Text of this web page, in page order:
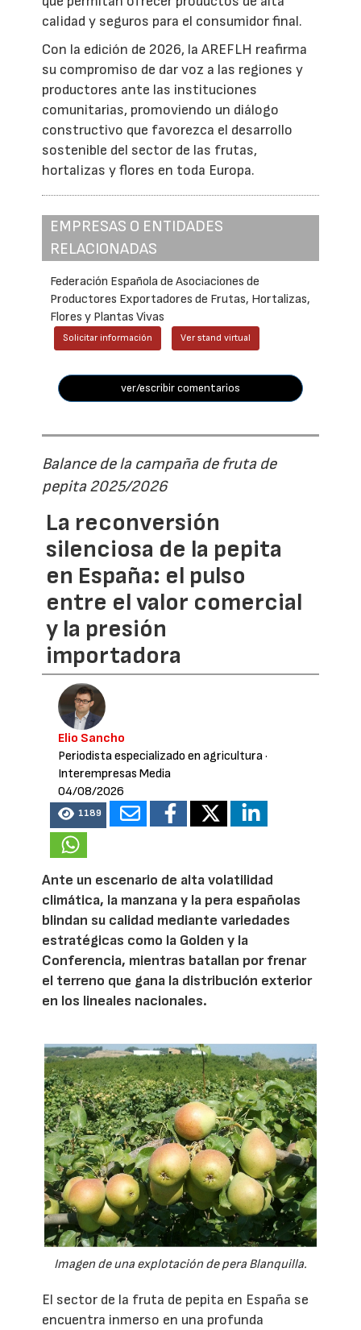
calidad y seguros para el consumidor final.
Con la edición de 2026, la AREFLH reafirma
su compromiso de dar voz a las regiones y
productores ante las instituciones
comunitarias, promoviendo un diálogo
constructivo que favorezca el desarrollo
sostenible del sector de las frutas,
hortalizas y flores en toda Europa.
EMPRESAS O ENTIDADES
RELACIONADAS
Federación Española de Asociaciones de
Productores Exportadores de Frutas, Hortalizas,
Flores y Plantas Vivas
Solicitar información Ver stand virtual
ver/escribir comentarios
Balance de la campaña de fruta de
pepita 2025/2026
La reconversión
silenciosa de la pepita
en España: el pulso
entre el valor comercial
y la presión
importadora
Elio Sancho
Periodista especializado en agricultura·
Interempresas Media
04/08/2026
1189
Ante un escenario de alta volatilidad
climática, la manzana y la pera españolas
blindan su calidad mediante variedades
estratégicas como la Golden y la
Conferencia, mientras batallan por frenar
el terreno que gana la distribución exterior
en los lineales nacionales.
Imagen de una explotación de pera Blanquilla.
El sector de la fruta de pepita en España se
encuentra inmerso en una profunda